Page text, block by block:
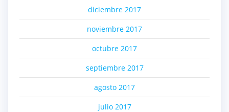
diciembre 2017
noviembre 2017
octubre 2017
septiembre 2017
agosto 2017
julio 2017